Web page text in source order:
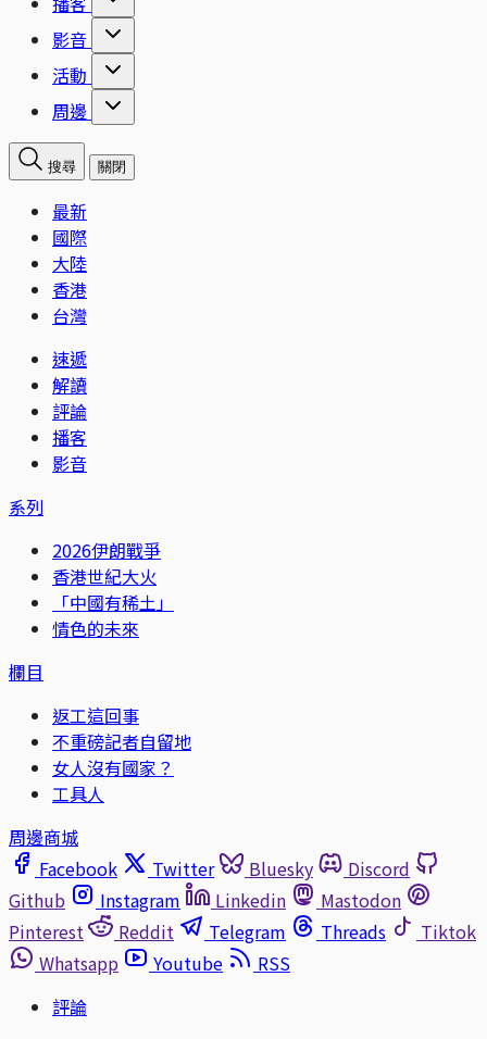
影音
活動
周邊
搜尋 關閉
最新
國際
大陸
香港
台灣
速遞
解讀
評論
播客
影音
系列
2026伊朗戰爭
香港世紀大火
「中國有稀土」
情色的未來
欄目
返工這回事
不重磅記者自留地
女人沒有國家？
工具人
周邊商城
Facebook
Twitter Bluesky
Discord
Github
Instagram Linkedin
Mastodon
Pinterest
Reddit Telegram Threads
Tiktok
Whatsapp
Youtube
RSS
評論